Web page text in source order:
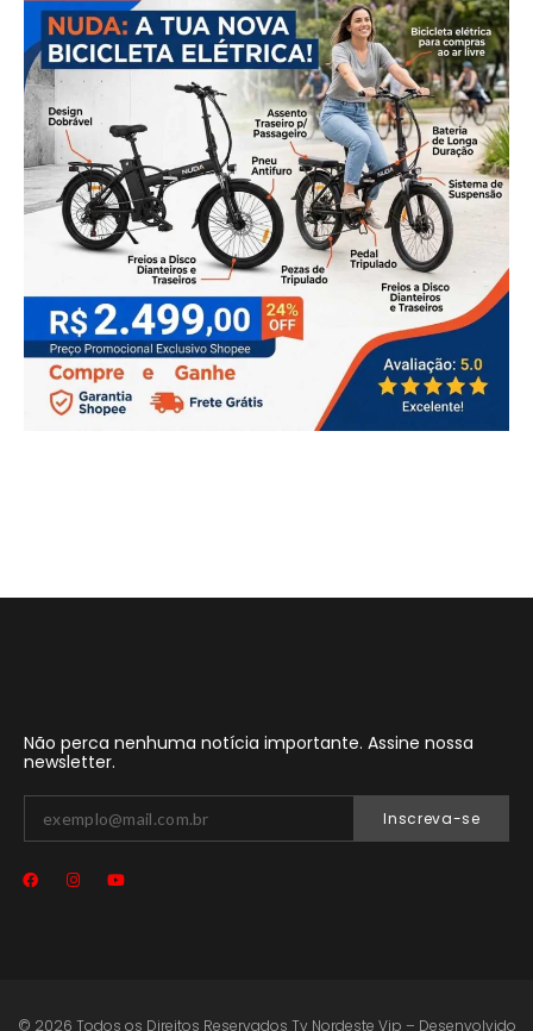
Não perca nenhuma notícia importante. Assine nossa
newsletter.
Inscreva-se
© 2026 Todos os Direitos Reservados Tv Nordeste Vip – Desenvolvido